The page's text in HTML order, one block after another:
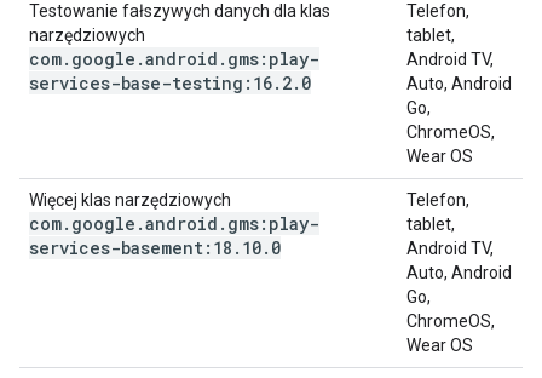
Testowanie fałszywych danych dla klas
narzędziowych
com. google .android . gms:play-
services-base-testing:16. 2. 0
Telefon,
tablet,
Android TV,
Auto, Android
Go,
ChromeOS,
Wear OS
Więcej klas narzędziowych
com. google .android . gms:play-
services-basement:18 . 10. 0
Telefon,
tablet,
Android TV,
Auto, Android
Go,
ChromeOS,
Wear OS